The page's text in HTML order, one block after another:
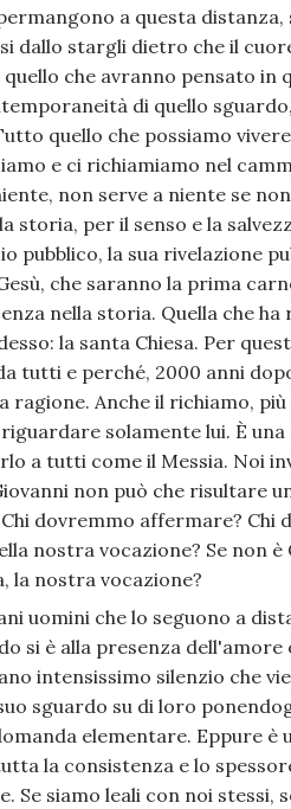
a questa
dallo stargli dietro che il
che avranno pensato
di quello
quello che possiamo
e ci richiamiamo nel
non serve a niente se
storia, per il senso e la
pubblico, la sua rivelazione
che saranno la prima
nella storia. Quella che
la santa Chiesa. Per
tutti e perché, 2000 anni
ragione. Anche il richiamo,
solamente lui. È
a tutti come il Messia. Noi
non può che risultare
dovremmo affermare? Chi
nostra vocazione? Se non
la nostra vocazione?
uomini che lo seguono a
si è alla presenza
intensissimo silenzio che
sguardo su di loro
elementare. Eppure
la consistenza e lo
Se siamo leali con noi